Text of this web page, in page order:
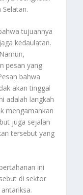
tujuannya
kedaulatan.
pesan yang
bahwa
akan tinggal
adalah langkah
mengamankan
juga sejalan
tersebut yang
ini
di sektor